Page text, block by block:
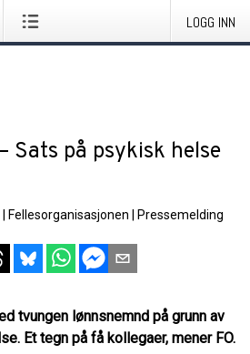
LOGG INN
Sats på psykisk helse
Fellesorganisasjonen Pressemelding
tvungen lønnsnemnd på grunn av
Et tegn på få kollegaer, mener FO.